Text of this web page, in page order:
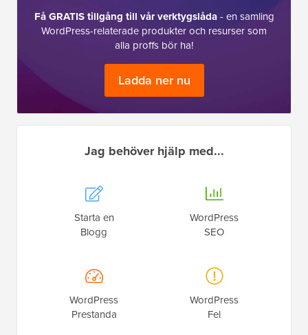
Få GRATIS tillgång till vår verktygslåda- en samling
WordPress-relaterade produkter och resurser som
alla proffs bör ha!
Ladda ner nu
Jag behöver hjälp med...
Starta en
Blogg
WordPress
SEO
WordPress
Prestanda
WordPress
Fel